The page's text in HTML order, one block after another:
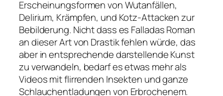
Erscheinungsformen von Wutanfällen,
Delirium, Krämpfen, und Kotz-Attacken zur
Bebilderung. Nicht dass es Falladas Roman
an dieser Art von Drastik fehlen würde, das
aber in entsprechende darstellende Kunst
zu verwandeln, bedarf es etwas mehr als
Videos mit flirrenden Insekten und ganze
Schlauchentladungen von Erbrochenem.